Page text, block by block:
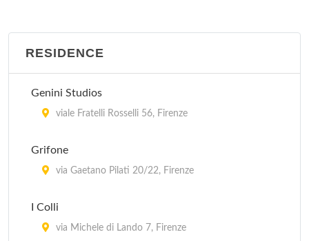
RESIDENCE
Genini Studios
viale Fratelli Rosselli 56, Firenze
Grifone
via Gaetano Pilati 20/22, Firenze
I Colli
via Michele di Lando 7, Firenze